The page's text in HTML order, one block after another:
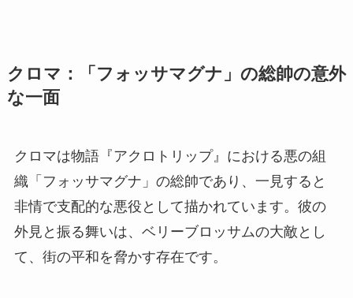
クロマ：「フォッサマグナ」の総帥の意外
な一面
クロマは物語『アクロトリップ』における悪の組
織「フォッサマグナ」の総帥であり、一見すると
非情で支配的な悪役として描かれています。彼の
外見と振る舞いは、ベリーブロッサムの大敵とし
て、街の平和を脅かす存在です。